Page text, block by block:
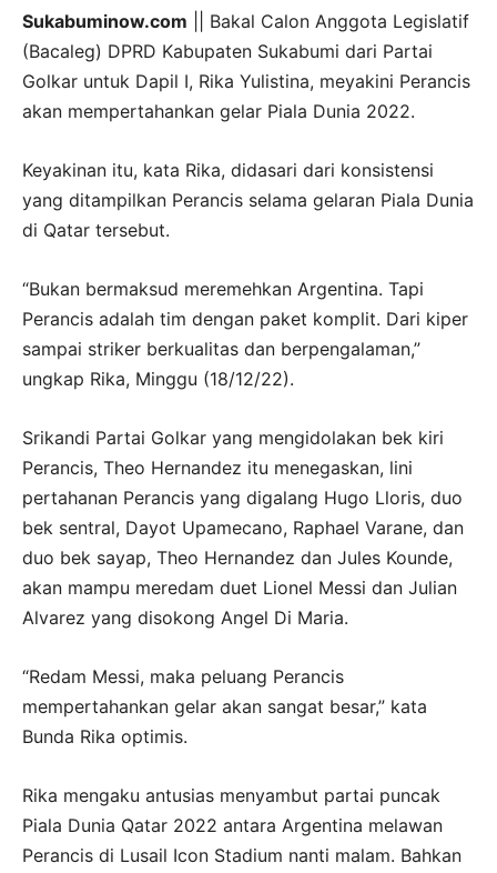
Sukabuminow.com || Bakal Calon Anggota Legislatif
(Bacaleg) DPRD Kabupaten Sukabumi dari Partai
Golkar untuk Dapil I, Rika Yulistina, meyakini Perancis
akan mempertahankan gelar Piala Dunia 2022.
Keyakinan itu, kata Rika, didasari dari konsistensi
yang ditampilkan Perancis selama gelaran Piala Dunia
di Qatar tersebut.
“Bukan bermaksud meremehkan Argentina. Tapi
Perancis adalah tim dengan paket komplit. Dari kiper
sampai striker berkualitas dan berpengalaman,”
ungkap Rika, Minggu (18/12/22).
Srikandi Partai Golkar yang mengidolakan bek kiri
Perancis, Theo Hernandez itu menegaskan, lini
pertahanan Perancis yang digalang Hugo Lloris, duo
bek sentral, Dayot Upamecano, Raphael Varane, dan
duo bek sayap, Theo Hernandez dan Jules Kounde,
akan mampu meredam duet Lionel Messi dan Julian
Alvarez yang disokong Angel Di Maria.
“Redam Messi, maka peluang Perancis
mempertahankan gelar akan sangat besar,” kata
Bunda Rika optimis.
Rika mengaku antusias menyambut partai puncak
Piala Dunia Qatar 2022 antara Argentina melawan
Perancis di Lusail Icon Stadium nanti malam. Bahkan